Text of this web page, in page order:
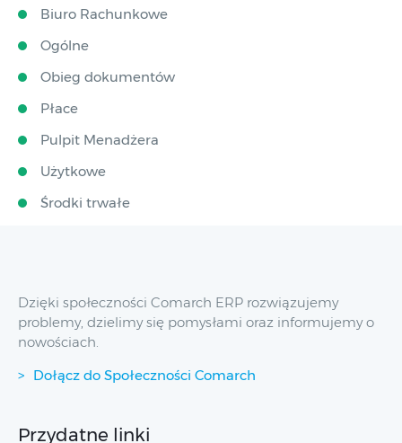
Biuro Rachunkowe
Ogólne
Obieg dokumentów
Płace
Pulpit Menadżera
Użytkowe
Środki trwałe
Dzięki społeczności Comarch ERP rozwiązujemy
problemy, dzielimy się pomysłami oraz informujemy o
nowościach.
Dołącz do Społeczności Comarch
Przydatne linki